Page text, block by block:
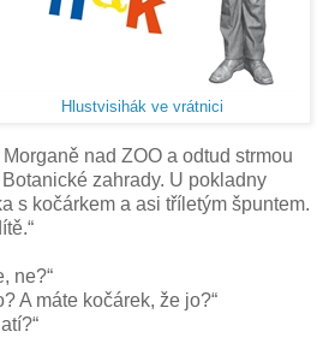
Hlustvisihák ve vrátnici
nad ZOO a odtud strmou
zahrady. U pokladny
s kočárkem a asi tříletým špuntem.
ne?“
A máte kočárek, že jo?“